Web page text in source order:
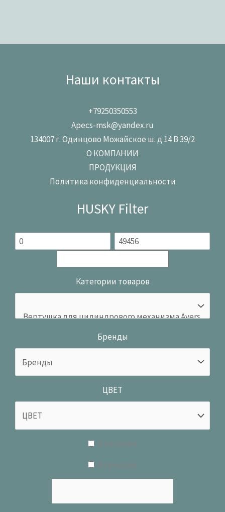
Наши контакты
+79250350553
Apecs-msk@yandex.ru
134007 г. Одинцово Можайское ш. д 14 В 39/2
О КОМПАНИИ
ПРОДУКЦИЯ
Политика конфиденциальности
HUSKY Filter
Категории товаров
Бренды
ЦВЕТ